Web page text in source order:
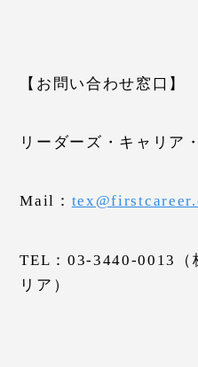
【お問い合わせ窓口】
リーダーズ・キャリ
Mail：
TEL：03-3440-0013（
リア）